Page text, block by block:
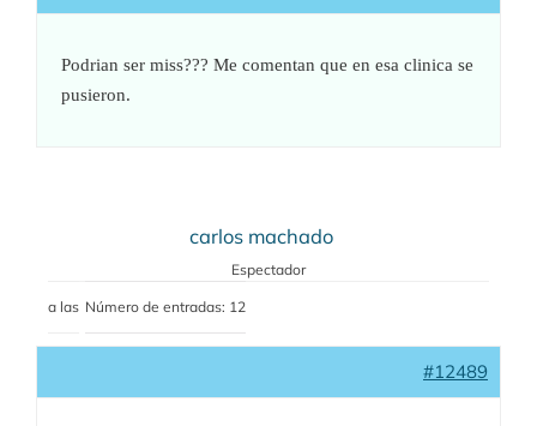
Podrian ser miss??? Me comentan que en esa clinica se
pusieron.
carlos machado
Espectador
a las Número de entradas: 12
#12489